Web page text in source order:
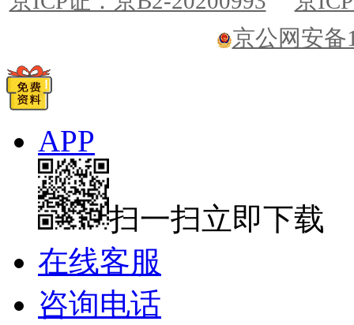
京公网安备
APP
扫一扫立即下载
在线客服
咨询电话